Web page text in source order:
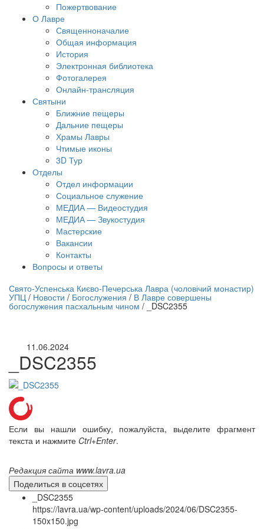
Пожертвование
О Лавре
Священноначалие
Общая информация
История
Электронная библиотека
Фотогалерея
Онлайн-трансляция
Святыни
Ближние пещеры
Дальние пещеры
Храмы Лавры
Чтимые иконы
3D Тур
Отделы
Отдел информации
Социальное служение
МЕДИА — Видеостудия
МЕДИА — Звукостудия
Мастерские
Вакансии
Контакты
Вопросы и ответы
трансляция | 12 сентября
трансляции
Свято-Успенська Києво-Печерська Лавра (чоловічий монастир)
УПЦ / Новости / Богослужения / В Лавре совершены
богослужения пасхальным чином / _DSC2355
11.06.2024
_DSC2355
Если вы нашли ошибку, пожалуйста, выделите фрагмент
текста и нажмите Ctrl+Enter.
Редакция сайта www.lavra.ua
Поделиться в соцсетях
_DSC2355
https://lavra.ua/wp-content/uploads/2024/06/DSC2355-
150x150.jpg